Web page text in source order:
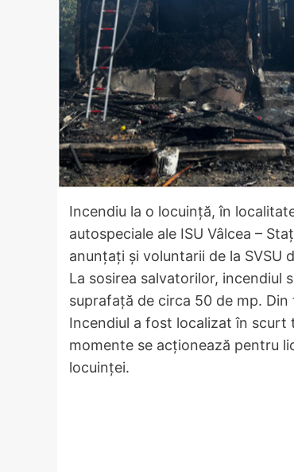
Incendiu la o locuință, în
autospeciale ale ISU Vâlcea –
anunțați și voluntarii de la SVSU
La sosirea salvatorilor, incendiul
suprafață de circa 50 de mp.
Incendiul a fost localizat în scurt
momente se acționează pentru
locuinței.